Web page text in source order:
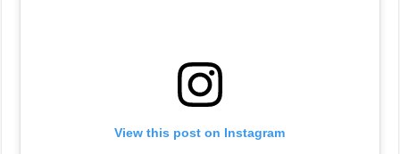
View this post on Instagram